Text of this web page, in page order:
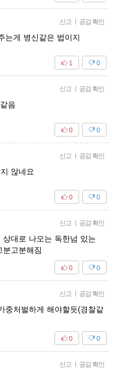
신고 | 공감 확인
는게 병신같은 법이지
0
1
신고 | 공감 확인
음
0
0
신고 | 공감 확인
않네요
0
0
신고 | 공감 확인
대로 나오는 독한넘 있는
고분해짐
0
0
신고 | 공감 확인
중처벌하게 해야할듯(경찰같
0
0
신고 | 공감 확인